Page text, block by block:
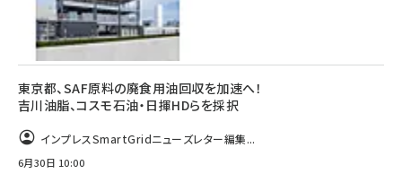
東京都、SAF原料の廃食用油回収を加速へ！
吉川油脂、コスモ石油・日揮HDらを採択
インプレスSmartGridニューズレター編集...
6月30日 10:00